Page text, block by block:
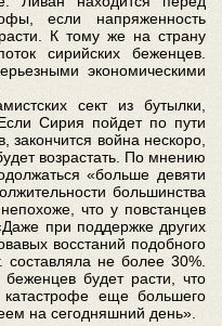
если напряженность
К тому же на страну
сирийских беженцев.
экономическими
сект из бутылки,
Сирия пойдет по пути
закончится война нескоро,
возрастать. По мнению
«больше девяти
большинства
что у повстанцев
при поддержке других
восстаний подобного
не более 30%.
будет расти, что
еще большего
на сегодняшний день».